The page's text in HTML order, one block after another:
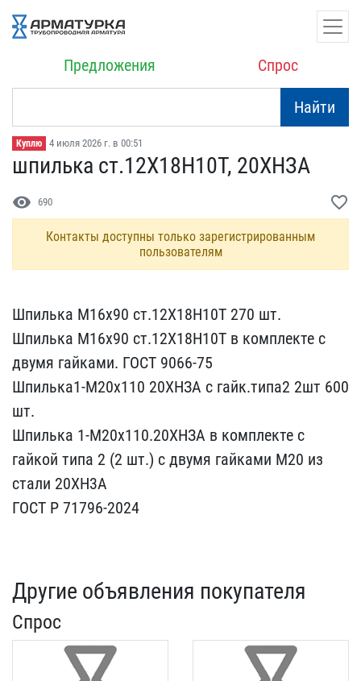
Предложения Спрос
Найти
Куплю 4 июля 2026 г. в 00:51
шпилька ст.12Х18Н10Т, 20​ХНЗА
visibility 690 favorite_border
Контакты доступны только зарегистрированным
пользователям
Шпилька М16х90 ст.12Х18Н​10Т 270 шт.
Шпилька М16​х90 ст.12Х18Н10Т в компл​екте с
двумя гайками. ГО​СТ 9066-75
Шпилька1-М20​х110 20ХНЗА с гайк.типа2​ 2шт 600
шт.
Шпилька 1-​М20х110.20ХНЗА в комплек​те с
гайкой типа 2 (2 шт​.) с двумя гайками М20 и​з
стали 20ХН3А
ГОСТ Р 71​796-2024
Другие объявления покупателя
Спрос